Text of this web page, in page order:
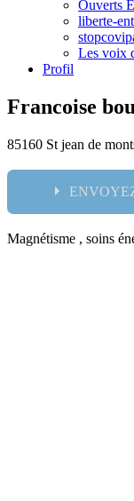
Ouverts
liberte-
Les voix
Profil
Francoise
85160 St jean de
Nom:
Magnétisme , soins